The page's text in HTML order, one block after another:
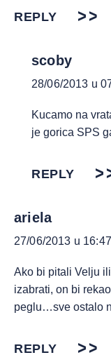
REPLY
scoby
28/06/2013 u
Kucamo na
je gorica SPS
REPLY
ariela
27/06/2013 u 16:47
Ako bi pitali Velju
izabrati, on bi
peglu…sve ostalo
REPLY